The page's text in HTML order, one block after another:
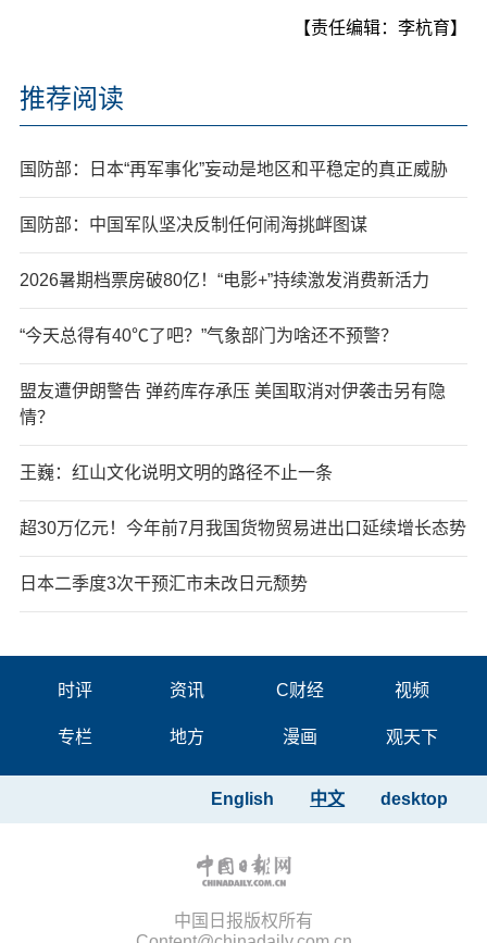
【责任编辑：李杭育】
推荐阅读
国防部：日本“再军事化”妄动是地区和平稳定的真正威胁
国防部：中国军队坚决反制任何闹海挑衅图谋
2026暑期档票房破80亿！“电影+”持续激发消费新活力
“今天总得有40℃了吧？”气象部门为啥还不预警？
盟友遭伊朗警告 弹药库存承压 美国取消对伊袭击另有隐
情？
王巍：红山文化说明文明的路径不止一条
超30万亿元！今年前7月我国货物贸易进出口延续增长态势
日本二季度3次干预汇市未改日元颓势
时评 资讯 C财经 视频
专栏 地方 漫画 观天下
desktop
中文
English
中国日报版权所有